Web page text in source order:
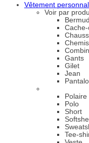
Vêtement
Voir par
Cache-
Gants
Gilet
Jean
Polaire
Polo
Short
Softshell
Tee-